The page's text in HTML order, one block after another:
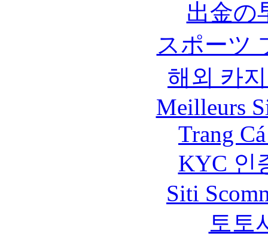
出金の
スポーツ
해외 카
Meilleurs
Trang
KYC 인
Siti
토토